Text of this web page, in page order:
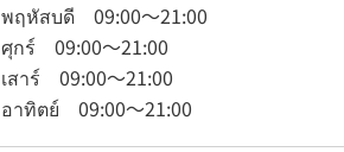
พฤหัสบดี 09:00～21:00
ศุกร์ 09:00～21:00
เสาร์ 09:00～21:00
อาทิตย์ 09:00～21:00